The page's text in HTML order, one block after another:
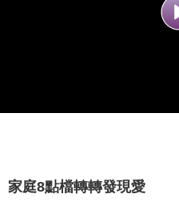
家庭8點檔轉轉發現愛